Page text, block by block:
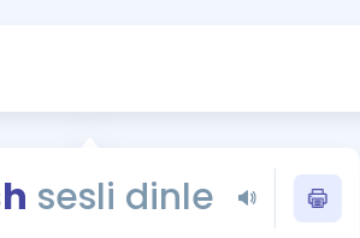
Tüm ÖSYM
YDS - YÖKDİL
sesli dinle